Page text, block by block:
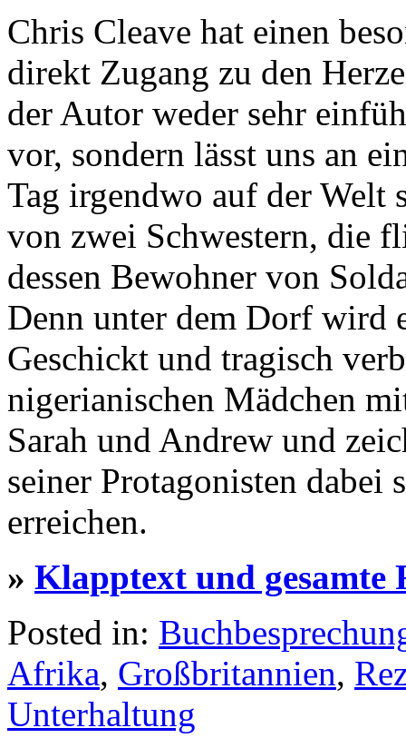
Chris Cleave hat einen
direkt Zugang zu den
der Autor weder sehr
vor, sondern lässt uns an
Tag irgendwo auf der Welt
von zwei Schwestern, die
dessen Bewohner von
Denn unter dem Dorf wird
Geschickt und tragisch
nigerianischen Mädchen
Sarah und Andrew und
seiner Protagonisten dabei
erreichen.
» Klapptext und gesamte
Posted in:
Afrika, Großbritannien,
Unterhaltung